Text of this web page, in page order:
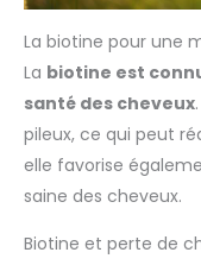
La biotine pour une
La biotine est
santé des cheveux
pileux, ce qui peut
elle favorise
saine des cheveux.
Biotine et perte de